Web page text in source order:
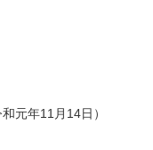
元年11月14日）